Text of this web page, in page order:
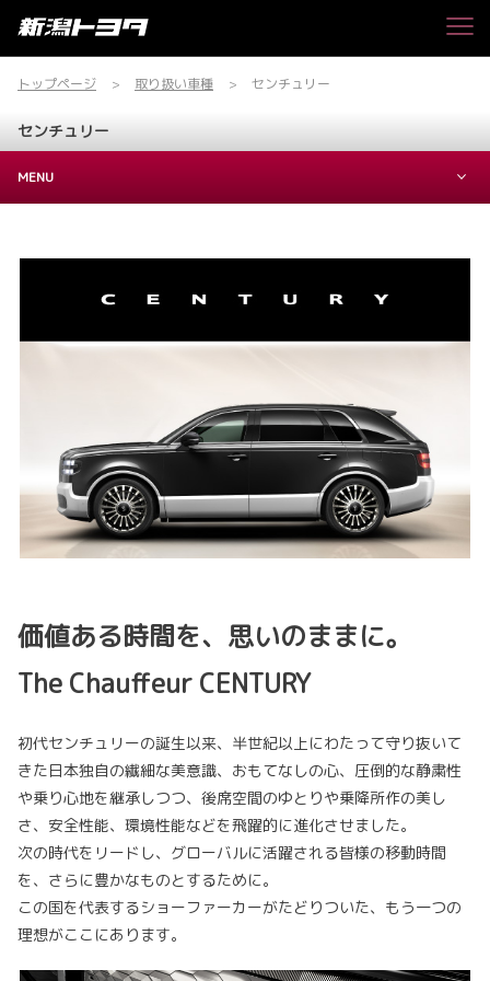
トップページ 取り扱い車種 センチュリー
センチュリー
MENU
価値ある時間を、思いのままに。
The Chauffeur CENTURY
初代センチュリーの誕生以来、半世紀以上にわたって守り抜いて
きた日本独自の繊細な美意識、おもてなしの心、圧倒的な静粛性
や乗り心地を継承しつつ、後席空間のゆとりや乗降所作の美し
さ、安全性能、環境性能などを飛躍的に進化させました。
次の時代をリードし、グローバルに活躍される皆様の移動時間
を、さらに豊かなものとするために。
この国を代表するショーファーカーがたどりついた、もう一つの
理想がここにあります。